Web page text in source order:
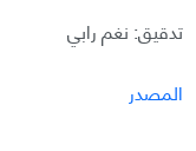
تدقيق: نغم رابي
المصدر